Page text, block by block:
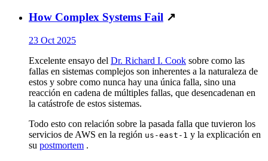
How Complex Systems Fail ↗
23 Oct 2025
Excelente ensayo del Dr. Richard I. Cook sobre como las
fallas en sistemas complejos son inherentes a la naturaleza de
estos y sobre como nunca hay una única falla, sino una
reacción en cadena de múltiples fallas, que desencadenan en
la catástrofe de estos sistemas.
Todo esto con relación sobre la pasada falla que tuvieron los
servicios de AWS en la región us-east-1 y la explicación en
su postmortem .